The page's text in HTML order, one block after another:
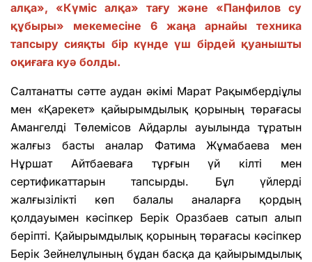
алқа», «Күміс алқа» тағу және «Панфилов су
құбыры» мекемесіне 6 жаңа арнайы техника
тапсыру сияқты бір күнде үш бірдей қуанышты
оқиғаға куә болды.
Салтанатты сәтте аудан әкімі Марат Рақымбердіұлы
мен «Қарекет» қайырымдылық қорының төрағасы
Амангелді Төлемісов Айдарлы ауылында тұратын
жалғыз басты аналар Фатима Жұмабаева мен
Нұршат Айтбаеваға тұрғын үй кілті мен
сертификаттарын тапсырды. Бұл үйлерді
жалғызілікті көп балалы аналарға қордың
қолдауымен кәсіпкер Берік Оразбаев сатып алып
беріпті. Қайырымдылық қорының төрағасы кәсіпкер
Берік Зейнелұлының бұдан басқа да қайырымдылық